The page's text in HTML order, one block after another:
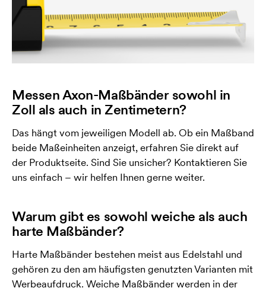
Messen Axon-Maßbänder sowohl in
Zoll als auch in Zentimetern?
Das hängt vom jeweiligen Modell ab. Ob ein Maßband
beide Maßeinheiten anzeigt, erfahren Sie direkt auf
der Produktseite. Sind Sie unsicher? Kontaktieren Sie
uns einfach – wir helfen Ihnen gerne weiter.
Warum gibt es sowohl weiche als auch
harte Maßbänder?
Harte Maßbänder bestehen meist aus Edelstahl und
gehören zu den am häufigsten genutzten Varianten mit
Werbeaufdruck. Weiche Maßbänder werden in der